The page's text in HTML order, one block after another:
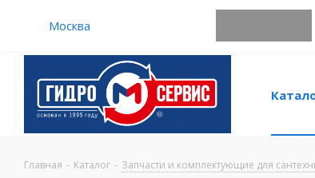
Москва
Главная - Каталог - Запчасти и комплектующие для